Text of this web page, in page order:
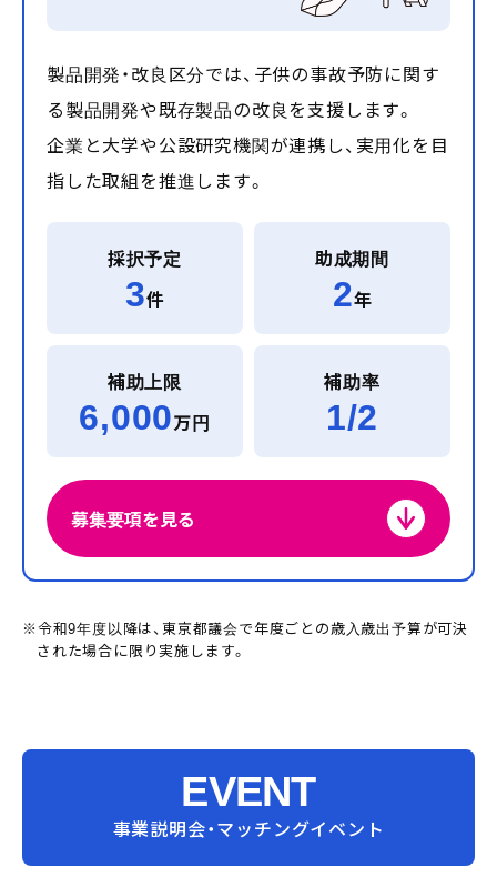
製品開発・改良区分では、子供の事故予防に関す
る製品開発や既存製品の改良を支援します。
企業と大学や公設研究機関が連携し、実用化を目
指した取組を推進します。
採択予定
3件
助成期間
2年
補助上限
6,000万円
補助率
1/2
募集要項を見る
※ 令和9年度以降は、東京都議会で年度ごとの歳入歳出予算が可決
された場合に限り実施します。
EVENT
事業説明会・マッチングイベント